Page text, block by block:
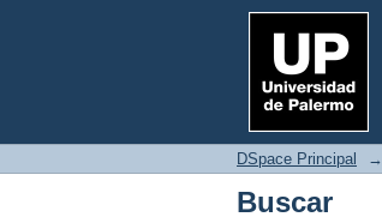
Buscar
DSpace Principal →
Buscar